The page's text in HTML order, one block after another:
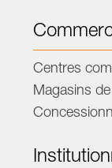
Centres
Magasins